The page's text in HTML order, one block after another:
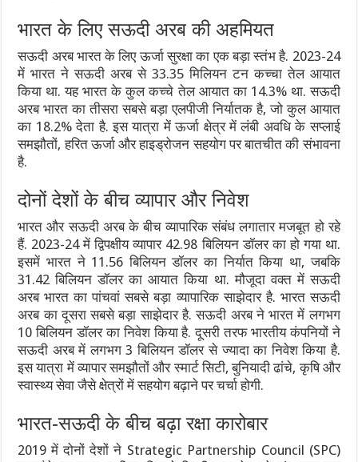
भारत के लिए सऊदी अरब की अहमियत
सऊदी अरब भारत के लिए ऊर्जा सुरक्षा का एक बड़ा स्तंभ है. 2023-24
में भारत ने सऊदी अरब से 33.35 मिलियन टन कच्चा तेल आयात
किया था. यह भारत के कुल कच्चे तेल आयात का 14.3% था. सऊदी
अरब भारत का तीसरा सबसे बड़ा एलपीजी निर्यातक है, जो कुल आयात
का 18.2% देता है. इस यात्रा में ऊर्जा क्षेत्र में लंबी अवधि के सप्लाई
समझौतों, हरित ऊर्जा और हाइड्रोजन सहयोग पर बातचीत की संभावना
है.
दोनों देशों के बीच व्यापार और निवेश
भारत और सऊदी अरब के बीच व्यापारिक संबंध लगातार मजबूत हो रहे
हैं. 2023-24 में द्विपक्षीय व्यापार 42.98 बिलियन डॉलर का हो गया था.
इसमें भारत ने 11.56 बिलियन डॉलर का निर्यात किया था, जबकि
31.42 बिलियन डॉलर का आयात किया था. मौजूदा वक्त में सऊदी
अरब भारत का पांचवां सबसे बड़ा व्यापारिक साझेदार है. भारत सऊदी
अरब का दूसरा सबसे बड़ा साझेदार है. सऊदी अरब ने भारत में लगभग
10 बिलियन डॉलर का निवेश किया है. दूसरी तरफ भारतीय कंपनियों ने
सऊदी अरब में लगभग 3 बिलियन डॉलर से ज्यादा का निवेश किया है.
इस यात्रा में व्यापार समझौतों और स्मार्ट सिटी, बुनियादी ढांचे, कृषि और
स्वास्थ्य सेवा जैसे क्षेत्रों में सहयोग बढ़ाने पर चर्चा होगी.
भारत-सऊदी के बीच बढ़ा रक्षा कारोबार
2019 में दोनों देशों ने Strategic Partnership Council (SPC)